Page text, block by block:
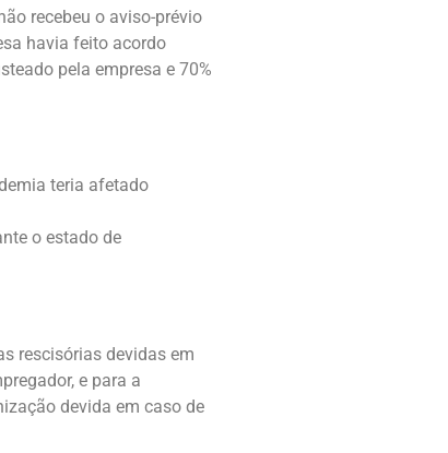
recebeu o aviso-prévio
havia feito acordo
pela empresa e 70%
teria afetado
o estado de
rescisórias devidas em
e para a
devida em caso de